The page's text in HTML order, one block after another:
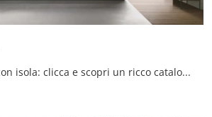
Cucine Moderne con isola: clicca e scopri un ricco catalogo di soluzioni del marchio Stosa, tra cui il modello Metropolis 11.